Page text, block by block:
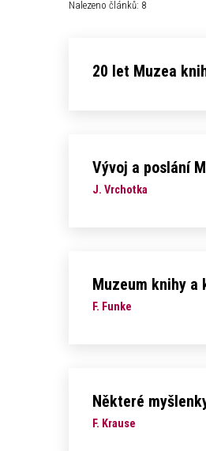
Nalezeno článků: 8
20 let Muzea
Vývoj a poslání
J. Vrchotka
Muzeum knihy a
F. Funke
Některé
F. Krause